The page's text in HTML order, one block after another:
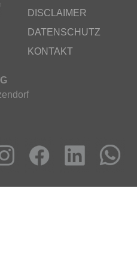
DISCLAIMER
DATENSCHUTZ
KONTAKT